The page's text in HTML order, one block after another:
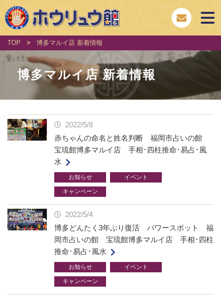
TOP > 博多マルイ店 新着情報
博多マルイ店 新着情報
2022/5/8
赤ちゃんの命名と姓名判断 福岡市占いの館
宝琉館博多マルイ店 手相･四柱推命･易占･風
水
お知らせ イベント
キャンペーン
2022/5/4
博多どんたく3年ぶり復活 パワースポット 福
岡市占いの館 宝琉館博多マルイ店 手相･四柱
推命･易占･風水
お知らせ イベント
キャンペーン